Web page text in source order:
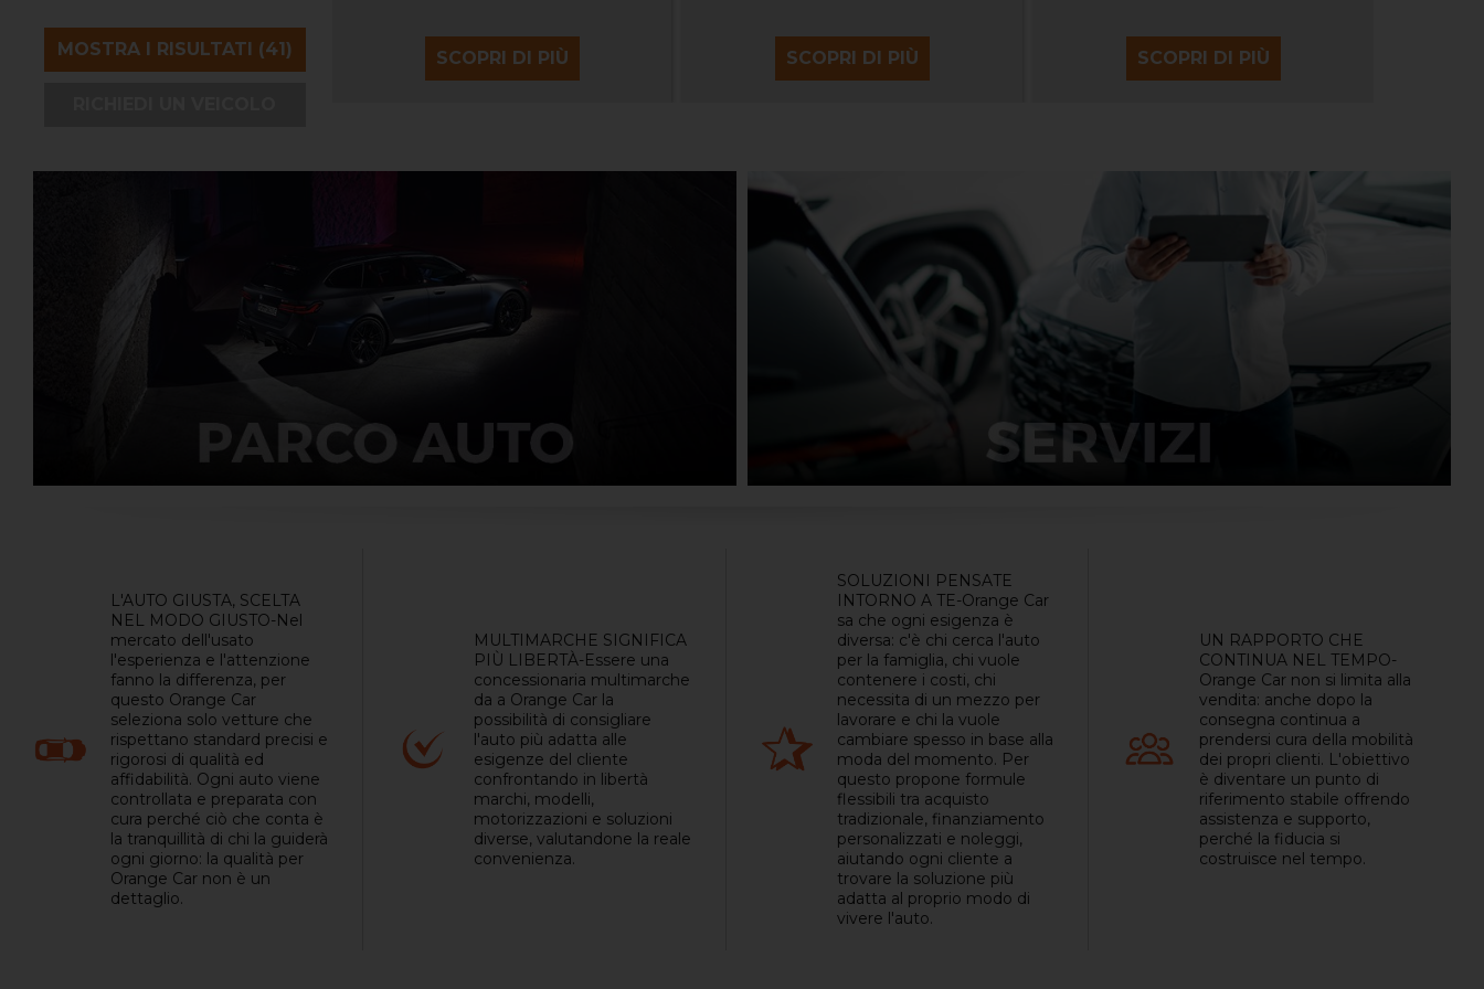
SCOPRI DI PIÙ SCOPRI DI PIÙ SCOPRI DI PIÙ SCOPRI DI PIÙ
L'AUTO GIUSTA, SCELTA
NEL MODO GIUSTO-Nel
mercato dell'usato
l'esperienza e l'attenzione
fanno la differenza, per
questo Orange Car
seleziona solo vetture che
rispettano standard precisi e
rigorosi di qualità ed
affidabilità. Ogni auto viene
controllata e preparata con
cura perché ciò che conta è
la tranquillità di chi la guiderà
ogni giorno: la qualità per
Orange Car non è un
dettaglio.
MULTIMARCHE SIGNIFICA
PIÙ LIBERTÀ-Essere una
concessionaria multimarche
da a Orange Car la
possibilità di consigliare
l'auto più adatta alle
esigenze del cliente
confrontando in libertà
marchi, modelli,
motorizzazioni e soluzioni
diverse, valutandone la reale
convenienza.
SOLUZIONI PENSATE
INTORNO A TE-Orange Car
sa che ogni esigenza è
diversa: c'è chi cerca l'auto
per la famiglia, chi vuole
contenere i costi, chi
necessita di un mezzo per
lavorare e chi la vuole
cambiare spesso in base alla
moda del momento. Per
questo propone formule
flessibili tra acquisto
tradizionale, finanziamento
personalizzati e noleggi,
aiutando ogni cliente a
trovare la soluzione più
adatta al proprio modo di
vivere l'auto.
UN RAPPORTO CHE
CONTINUA NEL TEMPO-
Orange Car non si limita alla
vendita: anche dopo la
consegna continua a
prendersi cura della mobilità
dei propri clienti. L'obiettivo
è diventare un punto di
riferimento stabile offrendo
assistenza e supporto,
perché la fiducia si
costruisce nel tempo.